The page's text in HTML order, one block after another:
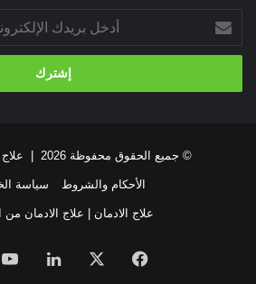
أدخل
بريدك
الإلكتروني
© جميع الحقوق محفوظة 2026 |
الأحكام والشروط سياسة
علاج الادمان | علاج الادمان
فيسبوك لينكدإن